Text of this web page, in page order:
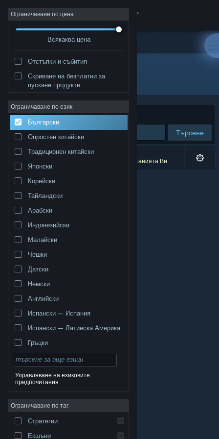
Вписване
Относно
Поддръжка
Смяна на езика
търговски марки принадлежат на съответните им
собственици в САЩ и други страни.
поверителност|Юридическа информация|
Достъпност|Условия за ползване на Steam
Възстановявания|Бисквитки
Ограничаване по цена
Всякаква цена
Отстъпки и събития
Скриване на безплатни за
пускане продукти
Ограничаване по език
Български
Опростен китайски
Традиционен китайски
Японски
Корейски
Тайландски
Арабски
Индонезийски
Малайски
Чешки
Датски
Немски
Английски
Испански — Испания
Испански — Латинска Америка
Гръцки
Управляване на езиковите
предпочитания
Ограничаване по таг
Стратегии
Екшъни
Разработчик: LocalJamStudio
Сортиране по Съответстване
Търсене
0 резултата съответстват на търсенето Ви.
5 заглавия бяха изключени спрямо предпочитанията Ви.